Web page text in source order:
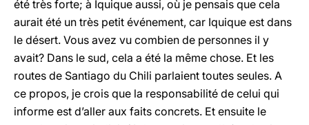
été très forte; à Iquique aussi, où je pensais que cela
aurait été un très petit événement, car Iquique est dans
le désert. Vous avez vu combien de personnes il y
avait? Dans le sud, cela a été la même chose. Et les
routes de Santiago du Chili parlaient toutes seules. A
ce propos, je crois que la responsabilité de celui qui
informe est d’aller aux faits concrets. Et ensuite le